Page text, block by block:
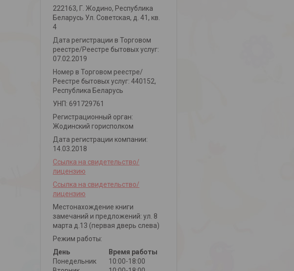
222163, Г. Жодино, Республика
Беларусь Ул. Советская, д. 41, кв.
4
Дата регистрации в Торговом
реестре/Реестре бытовых услуг:
07.02.2019
Номер в Торговом реестре/
Реестре бытовых услуг: 440152,
Республика Беларусь
УНП: 691729761
Регистрационный орган:
Жодинский горисполком
Дата регистрации компании:
14.03.2018
Ссылка на свидетельство/
лицензию
Ссылка на свидетельство/
лицензию
Местонахождение книги
замечаний и предложений: ул. 8
марта д.13 (первая дверь слева)
Режим работы:
День
Время работы
Понедельник
10:00-18:00